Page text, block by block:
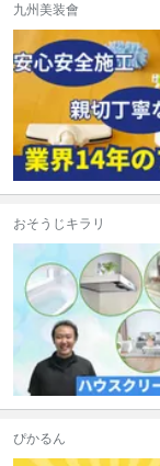
九州美装會
おそうじキラリ
ぴかるん